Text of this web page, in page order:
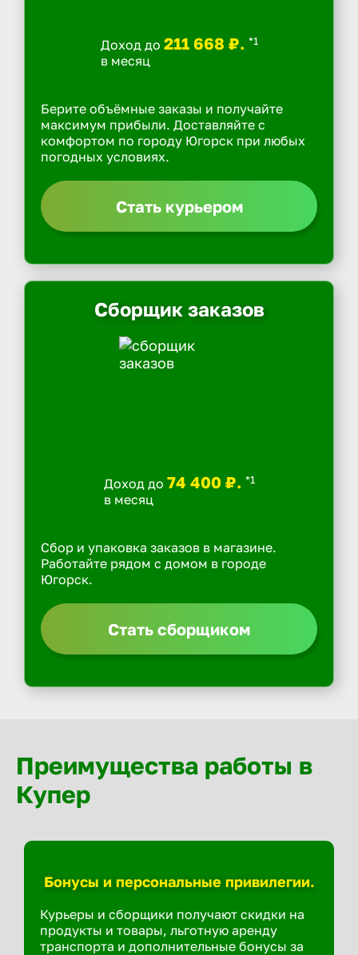
Доход до 211 668 ₽. *1
в месяц
Берите объёмные заказы и получайте
максимум прибыли. Доставляйте с
комфортом по городу Югорск при любых
погодных условиях.
Стать курьером
Сборщик заказов
Доход до 74 400 ₽. *1
в месяц
Сбор и упаковка заказов в магазине.
Работайте рядом с домом в городе
Югорск.
Стать сборщиком
Преимущества работы в
Купер
Бонусы и персональные привилегии.
Курьеры и сборщики получают скидки на
продукты и товары, льготную аренду
транспорта и дополнительные бонусы за